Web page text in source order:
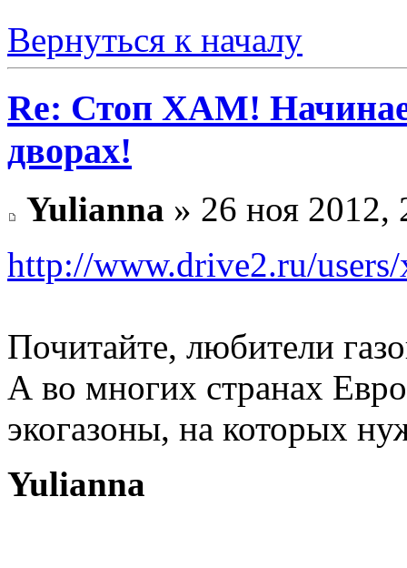
Вернуться к началу
Re: Стоп ХАМ!
дворах!
Yulianna » 26 ноя 2012,
http://www.drive2.ru/
Почитайте, любители
А во многих странах
экогазоны, на которых
Yulianna